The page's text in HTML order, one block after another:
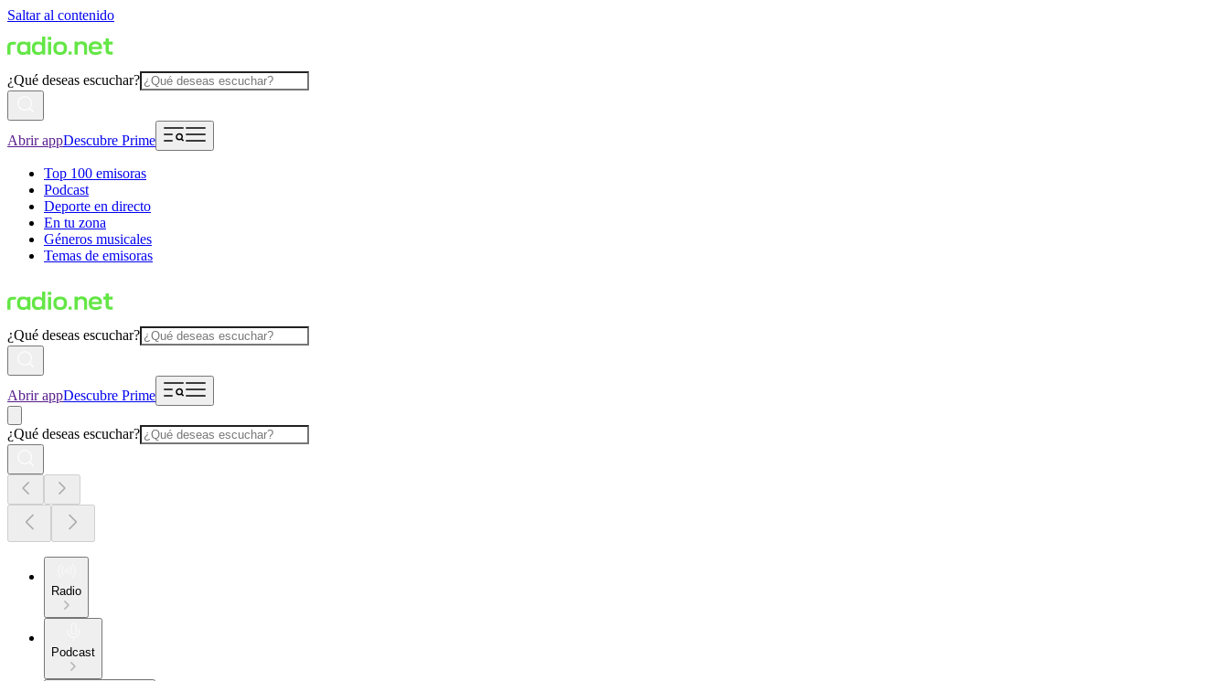
Saltar al contenido
¿Qué deseas escuchar?
Abrir appDescubre Prime
Top 100 emisoras
Podcast
Deporte en directo
En tu zona
Géneros musicales
Temas de emisoras
¿Qué deseas escuchar?
Abrir appDescubre Prime
¿Qué deseas escuchar?
Radio
Podcast